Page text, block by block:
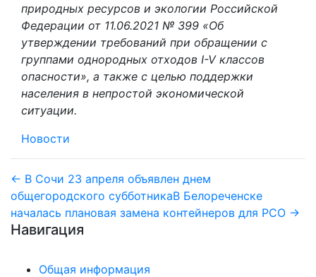
природных ресурсов и экологии Российской
Федерации от 11.06.2021 № 399 «Об
утверждении требований при обращении с
группами однородных отходов I-V классов
опасности», а также с целью поддержки
населения в непростой экономической
ситуации.
Новости
Навигация
по
записям
← В Сочи 23 апреля объявлен днем
общегородского субботникаВ Белореченске
началась плановая замена контейнеров для РСО →
Навигация
Общая информация